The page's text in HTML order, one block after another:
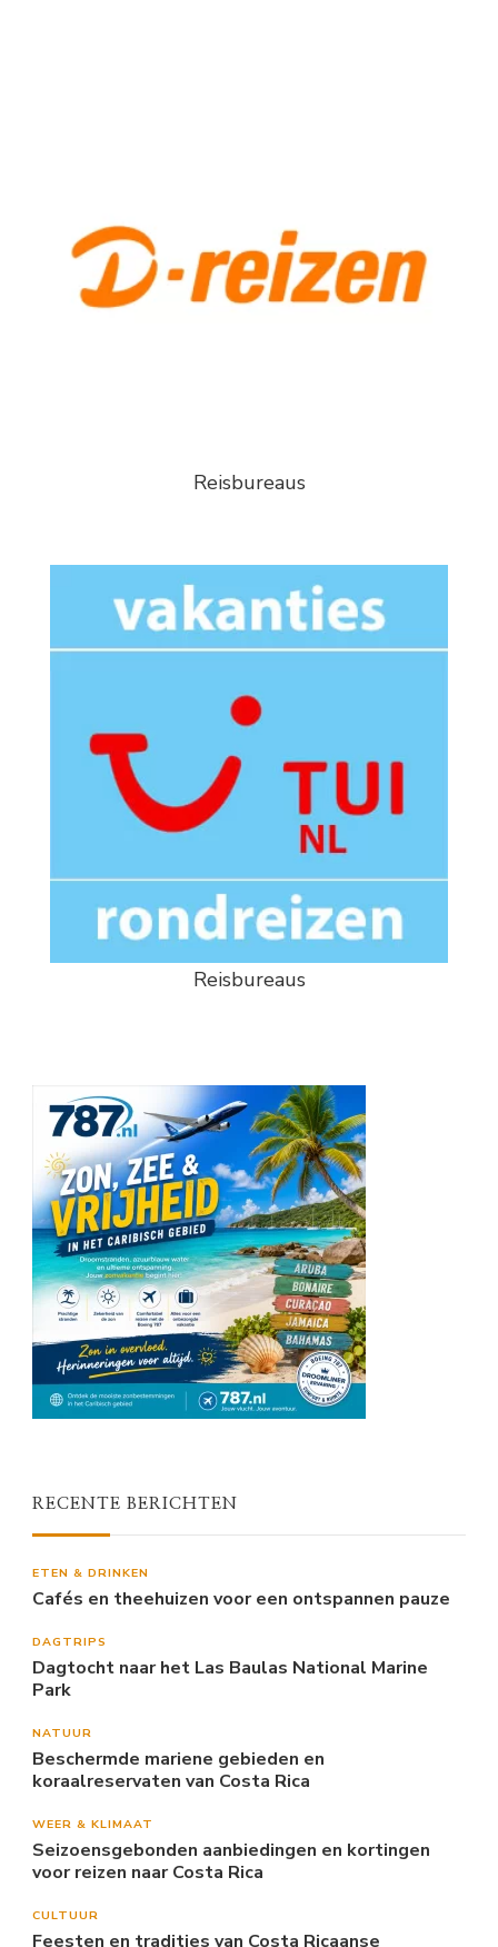
Reisbureaus
Reisbureaus
RECENTE BERICHTEN
ETEN & DRINKEN
Cafés en theehuizen voor een ontspannen pauze
DAGTRIPS
Dagtocht naar het Las Baulas National Marine
Park
NATUUR
Beschermde mariene gebieden en
koraalreservaten van Costa Rica
WEER & KLIMAAT
Seizoensgebonden aanbiedingen en kortingen
voor reizen naar Costa Rica
CULTUUR
Feesten en tradities van Costa Ricaanse